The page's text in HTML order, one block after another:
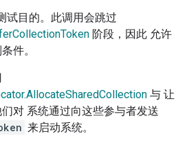
试目的。此调用会跳过
阶段，因此 允许
件。
与 让
对 系统通过向这些参与者发送
来启动系统。